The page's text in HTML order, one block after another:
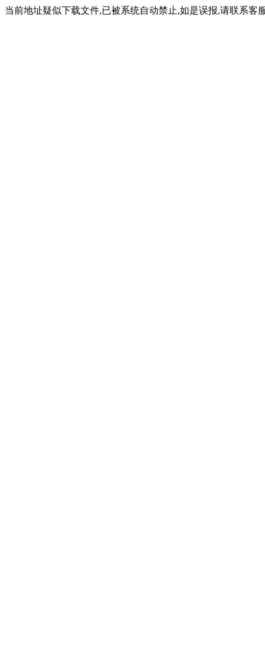
当前地址疑似下载文件,已被系统自动禁止,如是误报,请联系客